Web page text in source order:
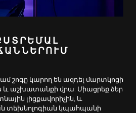
շոգը կարող են ազդել մարտկոցի
և աշխատանքի վրա: Միացրեք ձեր
լիցքավորիչին, և
տեխնոլոգիան կպահպանի